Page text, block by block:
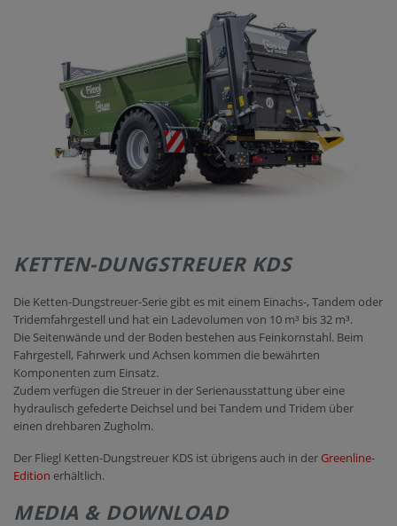
KETTEN-DUNGSTREUER KDS
Die Ketten-Dungstreuer-Serie gibt es mit einem Einachs-, Tandem oder
Tridemfahrgestell und hat ein Ladevolumen von 10 m³ bis 32 m³.
Die Seitenwände und der Boden bestehen aus Feinkornstahl. Beim
Fahrgestell, Fahrwerk und Achsen kommen die bewährten
Komponenten zum Einsatz.
Zudem verfügen die Streuer in der Serienausstattung über eine
hydraulisch gefederte Deichsel und bei Tandem und Tridem über
einen drehbaren Zugholm.
Der Fliegl Ketten-Dungstreuer KDS ist übrigens auch in der Greenline-
Edition erhältlich.
MEDIA & DOWNLOAD